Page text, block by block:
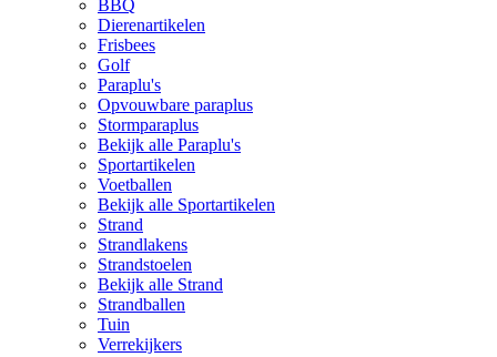
BBQ
Dierenartikelen
Frisbees
Golf
Paraplu's
Opvouwbare paraplus
Stormparaplus
Bekijk alle Paraplu's
Sportartikelen
Voetballen
Bekijk alle Sportartikelen
Strand
Strandlakens
Strandstoelen
Bekijk alle Strand
Strandballen
Tuin
Verrekijkers